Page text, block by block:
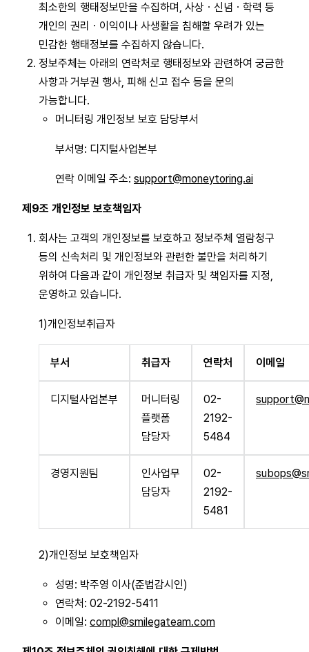
최소한의 행태정보만을 수집하며, 사상ㆍ신념ㆍ학력 등
개인의 권리ㆍ이익이나 사생활을 침해할 우려가 있는
민감한 행태정보를 수집하지 않습니다.
정보주체는 아래의 연락처로 행태정보와 관련하여 궁금한
사항과 거부권 행사, 피해 신고 접수 등을 문의
가능합니다.
머니터링 개인정보 보호 담당부서
부서명: 디지털사업본부
연락 이메일 주소: support@moneytoring.ai
제9조 개인정보 보호책임자
회사는 고객의 개인정보를 보호하고 정보주체 열람청구
등의 신속처리 및 개인정보와 관련한 불만을 처리하기
위하여 다음과 같이 개인정보 취급자 및 책임자를 지정,
운영하고 있습니다.
1)개인정보취급자
부서 취급자 연락처 이메일
디지털사업본부
머니터링
플랫폼
담당자
02-
2192-
5484
경영지원팀
인사업무
담당자
02-
2192-
5481
2)개인정보 보호책임자
성명: 박주영 이사(준법감시인)
연락처: 02-2192-5411
이메일: compl@smilegateam.com